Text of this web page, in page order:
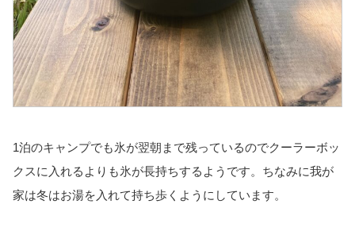
1泊のキャンプでも氷が翌朝まで残っているのでクーラーボッ
クスに入れるよりも氷が長持ちするようです。ちなみに我が
家は冬はお湯を入れて持ち歩くようにしています。